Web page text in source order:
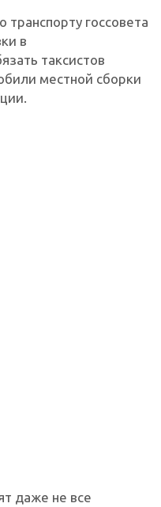
госсовета
в
таксистов
местной сборки
даже не все